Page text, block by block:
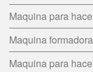
Maquina para
Maquina
Maquina para